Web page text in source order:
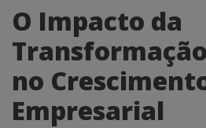
O Impacto da
no
Empresarial